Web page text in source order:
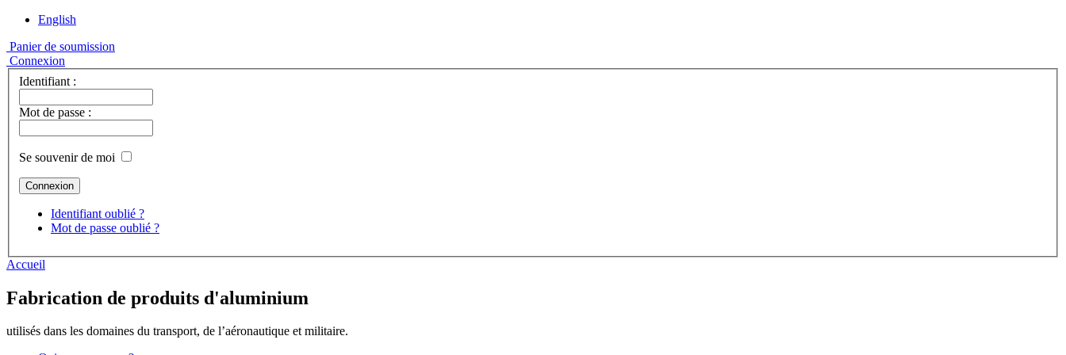
English
Panier de soumission
Connexion
Identifiant :
Mot de passe :
Se souvenir de moi
Identifiant oublié ?
Mot de passe oublié ?
Accueil
Fabrication de produits d'aluminium
utilisés dans les domaines du transport, de l’aéronautique et militaire.